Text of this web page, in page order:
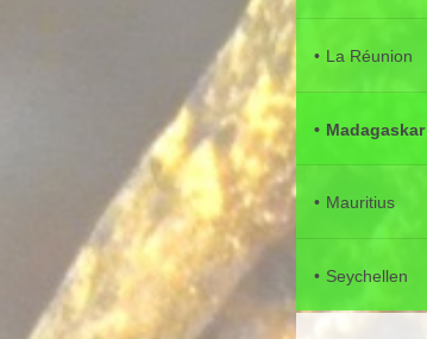
La Réunion
Madagaskar
Mauritius
Seychellen